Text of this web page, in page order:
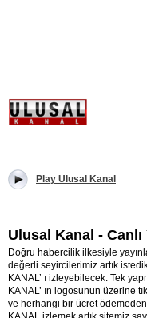
Play Ulusal Kanal
Ulusal Kanal -
Doğru habercilik ilkesiyle
değerli seyircilerimiz artık
KANAL’ ı izleyebilecek. Tek
KANAL’ ın logosunun üzerine
ve herhangi bir ücret